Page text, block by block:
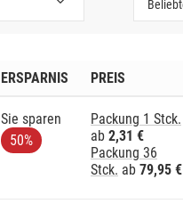
ERSPARNIS PREIS
Sie sparen
50%
Packung 1 Stck.
ab 2,31 €
Packung 36
Stck. ab 79,95 €